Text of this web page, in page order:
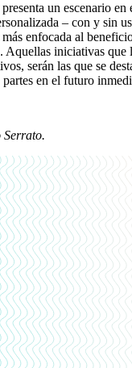
un escenario
– con y sin
enfocada al
Aquellas iniciativas que
serán las que se
en el futuro